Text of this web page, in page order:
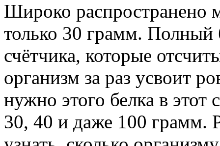
Широко распространено
только 30 грамм. Полный
счётчика, которые
организм за раз усвоит
нужно этого белка в
30, 40 и даже 100 грамм.